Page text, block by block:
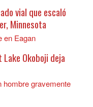
vial que escaló
Minnesota
Okoboji deja